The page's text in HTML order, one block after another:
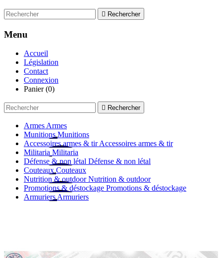
 Rechercher
Menu
Accueil
Législation
Contact
Connexion
Panier (0)
 Rechercher
Armes Armes
Munitions Munitions
Accessoires armes & tir Accessoires armes & tir
Militaria Militaria
Défense & non létal Défense & non létal
Couteaux Couteaux
Nutrition & outdoor Nutrition & outdoor
Promotions & déstockage Promotions & déstockage
Armuriers Armuriers